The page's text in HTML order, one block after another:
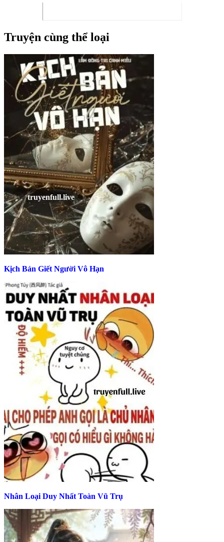
Truyện cùng thể loại
Kịch Bản Giết Người Vô Hạn
Nhân Loại Duy Nhất Toàn Vũ Trụ